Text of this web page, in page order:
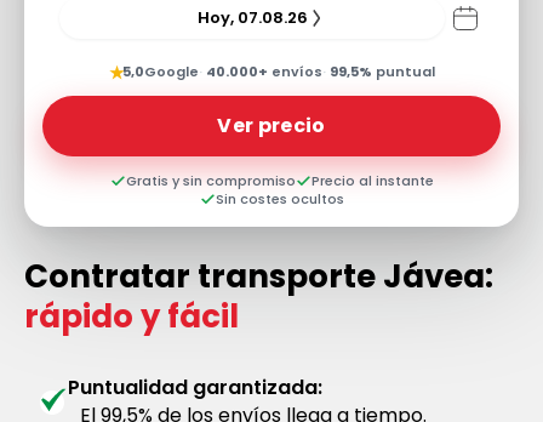
Hoy, 07.08.26
★5,0Google· 40.000+ envíos· 99,5% puntual
Ver precio
Gratis y sin compromiso
Precio al instante
Sin costes ocultos
Contratar transporte Jávea:
rápido y fácil
Puntualidad garantizada:
El 99,5% de los envíos llega a tiempo.